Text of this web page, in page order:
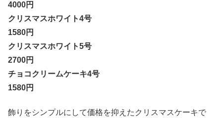
4000円
クリスマスホワイト4号
1580円
クリスマスホワイト5号
2700円
チョコクリームケーキ4号
1580円
飾りをシンプルにして価格を抑えたクリスマスケーキで